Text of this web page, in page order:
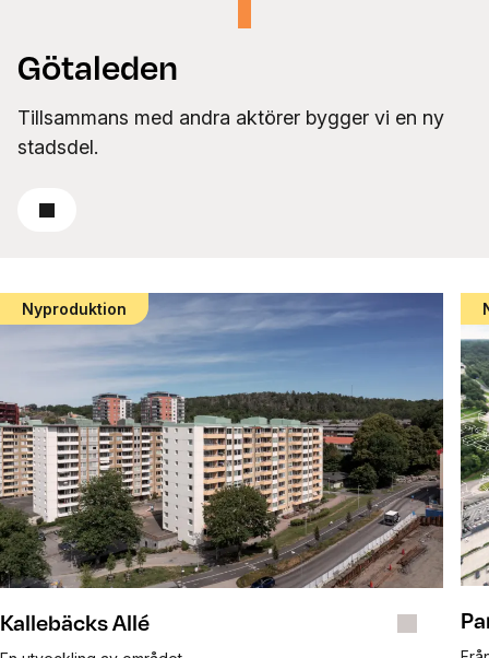
Götaleden
Tillsammans med andra aktörer bygger vi en ny
stadsdel.
Läs mer
Nyproduktion
Kallebäcks Allé